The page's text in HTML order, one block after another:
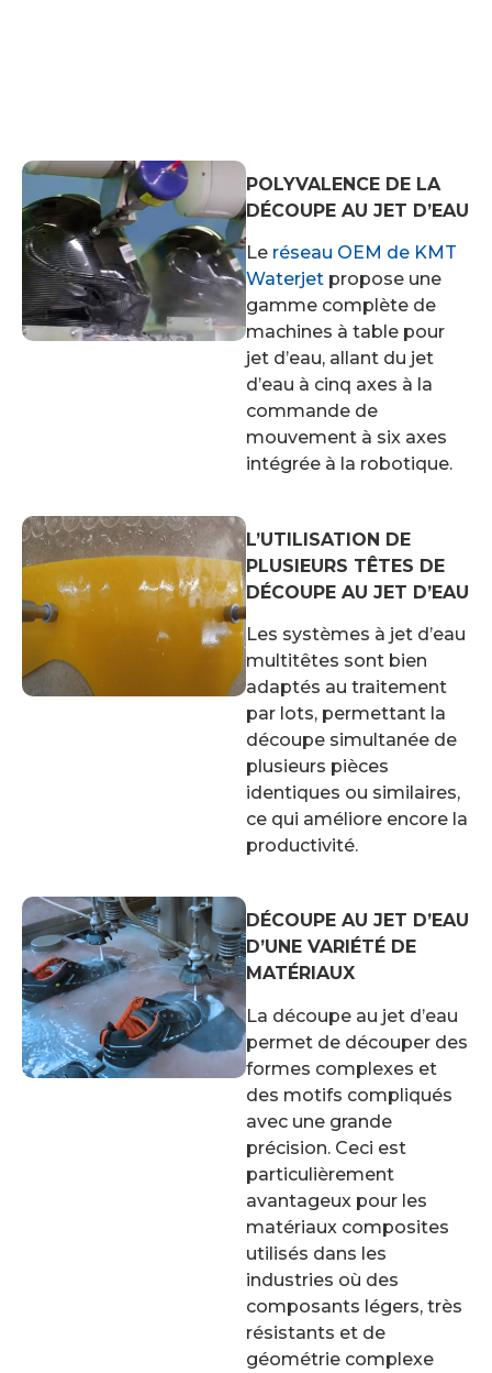
POLYVALENCE DE LA
DÉCOUPE AU JET D’EAU
Le réseau OEM de KMT
Waterjet propose une
gamme complète de
machines à table pour
jet d’eau, allant du jet
d’eau à cinq axes à la
commande de
mouvement à six axes
intégrée à la robotique.
L’UTILISATION DE
PLUSIEURS TÊTES DE
DÉCOUPE AU JET D’EAU
Les systèmes à jet d’eau
multitêtes sont bien
adaptés au traitement
par lots, permettant la
découpe simultanée de
plusieurs pièces
identiques ou similaires,
ce qui améliore encore la
productivité.
DÉCOUPE AU JET D’EAU
D’UNE VARIÉTÉ DE
MATÉRIAUX
La découpe au jet d’eau
permet de découper des
formes complexes et
des motifs compliqués
avec une grande
précision. Ceci est
particulièrement
avantageux pour les
matériaux composites
utilisés dans les
industries où des
composants légers, très
résistants et de
géométrie complexe